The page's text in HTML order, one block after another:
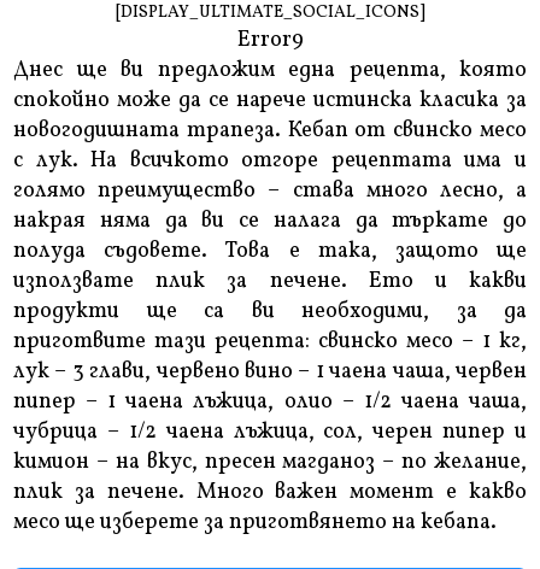
[DISPLAY_ULTIMATE_SOCIAL_ICONS]
Error9
Днес ще ви предложим една рецепта, която
спокойно може да се нарече истинска класика за
новогодишната трапеза. Кебап от свинско месо
с лук. На всичкото отгоре рецептата има и
голямо преимущество – става много лесно, а
накрая няма да ви се налага да търкате до
полуда съдовете. Това е така, защото ще
използвате плик за печене. Ето и какви
продукти ще са ви необходими, за да
приготвите тази рецепта: свинско месо – 1 кг,
лук – 3 глави, червено вино – 1 чаена чаша, червен
пипер – 1 чаена лъжица, олио – 1/2 чаена чаша,
чубрица – 1/2 чаена лъжица, сол, черен пипер и
кимион – на вкус, пресен магданоз – по желание,
плик за печене. Много важен момент е какво
месо ще изберете за приготвянето на кебапа.